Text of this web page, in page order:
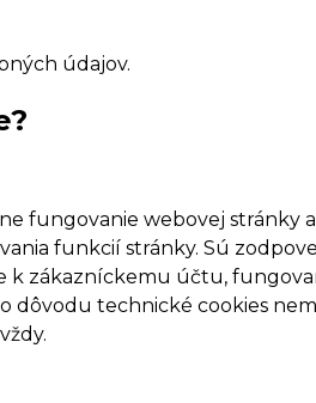
údajov.
fungovanie webovej stránky
funkcií stránky. Sú
k zákazníckemu účtu,
dôvodu technické cookies